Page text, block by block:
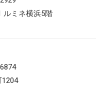
ルミネ横浜5階